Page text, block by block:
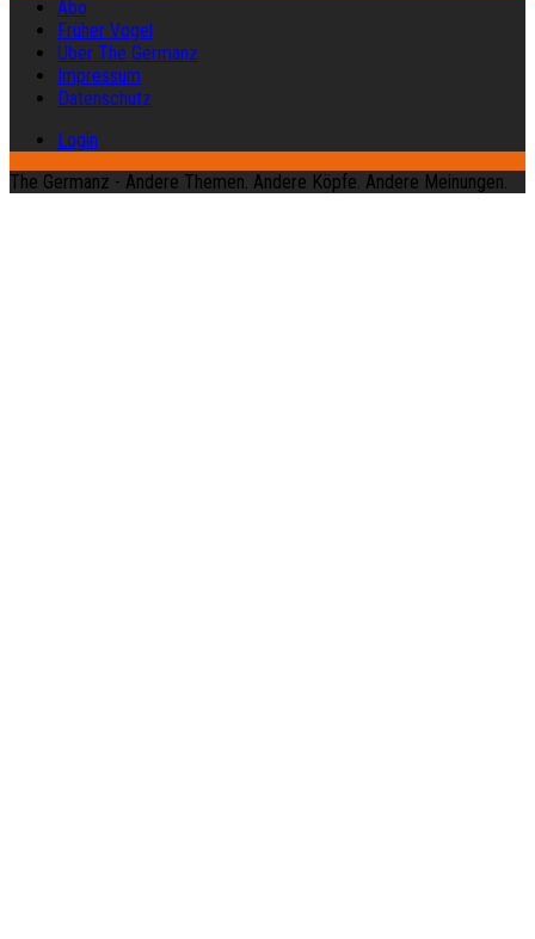
Abo
Früher Vogel
Über The Germanz
Impressum
Datenschutz
Login
The Germanz - Andere Themen. Andere Köpfe. Andere Meinungen.